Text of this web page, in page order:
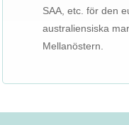
SAA, etc. för den
australiensiska
Mellanöstern.